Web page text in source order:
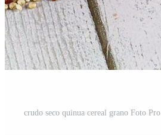
crudo seco quinua cereal grano Foto Pro